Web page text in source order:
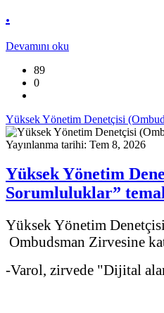
.
Devamını oku
89
0
Yüksek Yönetim Denetçisi
Yayınlanma tarihi: Tem 8, 2026
Yüksek Yönetim
Sorumluluklar”
Yüksek Yönetim
Ombudsman Zirvesine
-Varol, zirvede "Dijital